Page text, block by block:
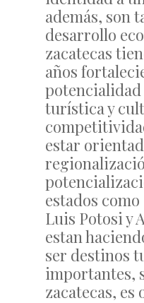
además, son
desarrollo
zacatecas
años
turística y
estar
estados
Luis Potosi y
estan
ser destinos
importantes,
zacatecas, es